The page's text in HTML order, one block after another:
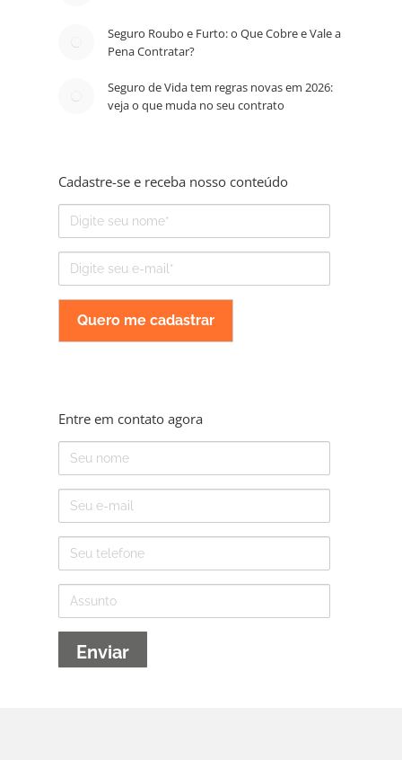
Seguro Roubo e Furto: o Que Cobre e Vale a
Pena Contratar?
Seguro de Vida tem regras novas em 2026:
veja o que muda no seu contrato
Cadastre-se e receba nosso conteúdo
Nome
mail
Entre em contato agora
Nome
mail
Telefone
Assunto